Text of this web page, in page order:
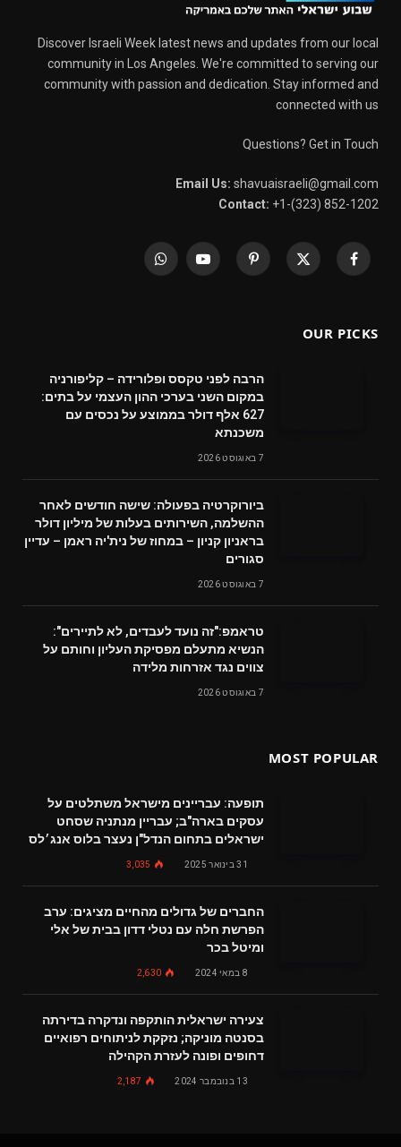
Discover Israeli Week latest news and updates from our local
community in Los Angeles. We're committed to serving our
community with passion and dedication. Stay informed and
connected with us
Questions? Get in Touch
Email Us: shavuaisraeli@gmail.com
Contact: +1-(323) 852-1202
Facebook
X
Pinterest
YouTube
WhatsApp
OUR PICKS
הרבה לפני טקסס ופלורידה – קליפורניה
במקום השני בערכי ההון העצמי על בתים:
627 אלף דולר בממוצע על נכסים עם
משכנתא
7 באוגוסט 2026
ביורוקרטיה בפעולה: שישה חודשים לאחר
ההשלמה, השירותים בעלות של מיליון דולר
בראניון קניון – במחוז של נית'יה ראמן – עדיין
סגורים
7 באוגוסט 2026
טראמפ:"זה נועד לעבדים, לא לתיירים":
הנשיא מתעלם מפסיקת העליון וחותם על
צווים נגד אזרחות מלידה
7 באוגוסט 2026
MOST POPULAR
תופעה: עבריינים מישראל משתלטים על
עסקים בארה"ב; עבריין מנתניה שסחט
ישראלים בתחום הנדל"ן נעצר בלוס אנג׳לס
31 בינואר 2025 3,035
החברים של גדולים מהחיים מציגים: ערב
הפרשת חלה עם נטלי דדון בבית של אלי
ומיטל בכר
8 במאי 2024 2,630
צעירה ישראלית הותקפה ונדקרה בדירתה
בסנטה מוניקה; נזקקת לניתוחים רפואיים
דחופים ופונה לעזרת הקהילה
13 בנובמבר 2024 2,187